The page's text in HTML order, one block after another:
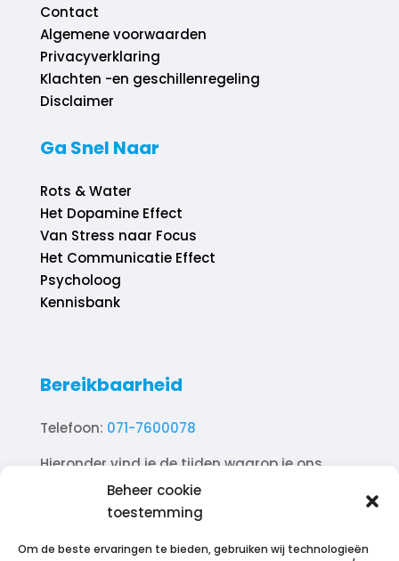
Beheer cookie
toestemming
Om de beste ervaringen te bieden, gebruiken wij technologieën
Contact
Algemene voorwaarden
Privacyverklaring
Klachten -en geschillenregeling
Disclaimer
Ga Snel Naar
Rots & Water
Het Dopamine Effect
Van Stress naar Focus
Het Communicatie Effect
Psycholoog
Kennisbank
Bereikbaarheid
Telefoon: 071-7600078
Hieronder vind je de tijden waarop je ons
telefonisch kunt bereiken.
Ma. 10.00 – 18.00
Di. 10.00 – 18.00